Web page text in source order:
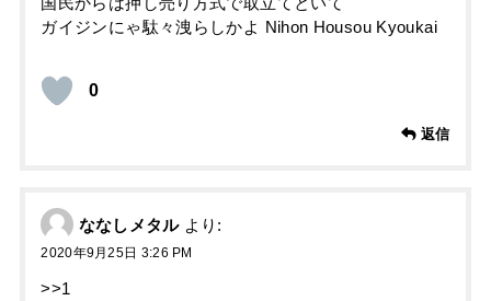
ガイジンにゃ駄々洩らしかよ Nihon Housou Kyoukai
0
返信
ななしメタル より:
2020年9月25日 3:26 PM
>>1